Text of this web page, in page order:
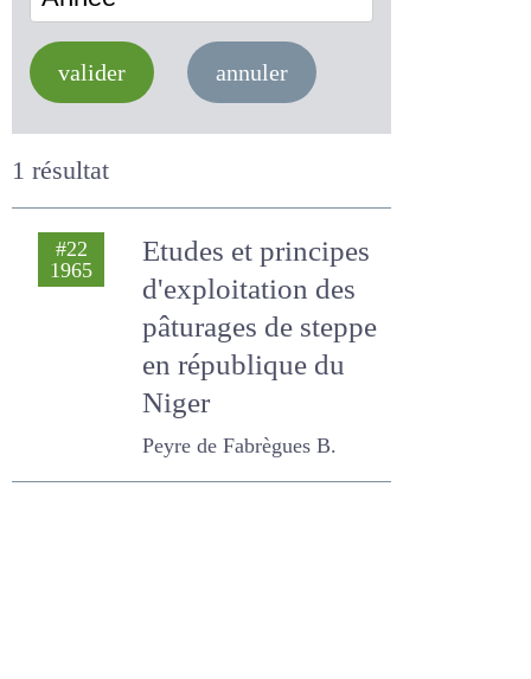
valider annuler
1 résultat
#22
Etudes et principes
d'exploitation des
pâturages de steppe
en république du
Niger
Peyre de Fabrègues B.